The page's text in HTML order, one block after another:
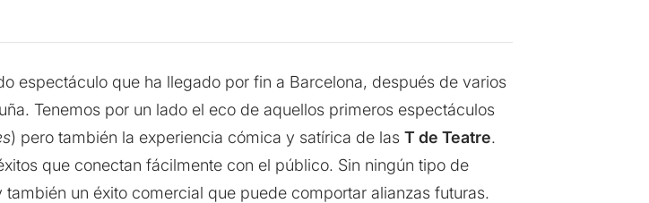
espectáculo que ha llegado por fin a Barcelona, después de varios
Tenemos por un lado el eco de aquellos primeros espectáculos
) pero también la experiencia cómica y satírica de las T de Teatre.
que conectan fácilmente con el público. Sin ningún tipo de
un éxito comercial que puede comportar alianzas futuras.